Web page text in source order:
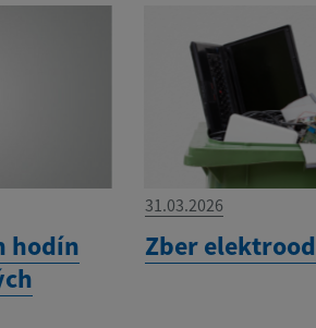
hodín
31.03.2026
Zber